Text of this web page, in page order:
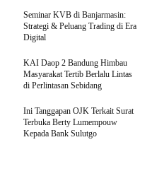
Seminar KVB di Banjarmasin:
Strategi & Peluang Trading di Era
Digital
KAI Daop 2 Bandung Himbau
Masyarakat Tertib Berlalu Lintas
di Perlintasan Sebidang
Ini Tanggapan OJK Terkait Surat
Terbuka Berty Lumempouw
Kepada Bank Sulutgo